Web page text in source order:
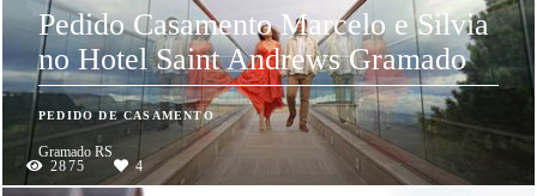
Pedido Casamento Marcelo e Silvia
no Hotel Saint Andrews Gramado
PEDIDO DE CASAMENTO
Gramado RS
2875
4